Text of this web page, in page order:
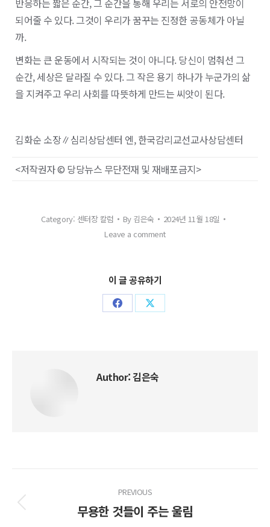
반응하는 짧은 순간, 그 순간을 통해 우리는 서로의 안전망이
되어줄 수 있다. 그것이 우리가 꿈꾸는 진정한 공동체가 아닐
까.
변화는 큰 운동에서 시작되는 것이 아니다. 당신이 멈춰선 그
순간, 세상은 달라질 수 있다. 그 작은 용기 하나가 누군가의 삶
을 지켜주고 우리 사회를 따뜻하게 만드는 씨앗이 된다.
김화순 소장∥심리상담센터 엔, 한국감리교선교사상담센터
<저작권자 © 당당뉴스 무단전재 및 재배포금지>
Category: 센터장 칼럼 By 김은숙
2024년 11월 18일
Leave a comment
이 글 공유하기
Share Share
Author:김은숙
navigation
PREVIOUS
Previous
무용한 것들이 주는 울림